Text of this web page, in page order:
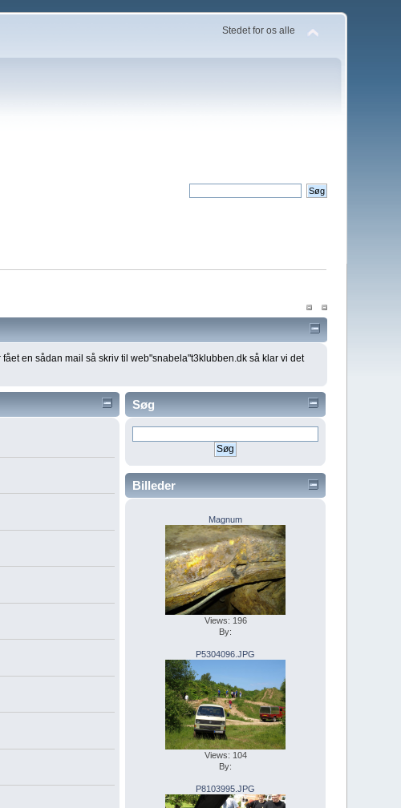
Stedet for os alle
en sådan mail så skriv til web"snabela"t3klubben.dk så klar vi det
Søg
Billeder
Magnum
Views: 196
By:
P5304096.JPG
Views: 104
By:
P8103995.JPG